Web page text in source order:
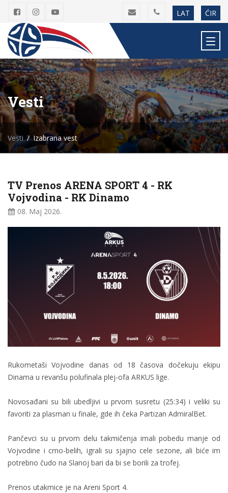
LAT ĆIR
Vesti
Vesti Izabrana vest
TV Prenos ARENA SPORT 4 - RK
Vojvodina - RK Dinamo
08. Maj 2026.
Rukometaši Vojvodine danas od 18 časova dočekuju ekipu
Dinama u revanšu polufinala plej-ofa ARKUS lige.
Novosađani su bili ubedljivi u prvom susretu (25:34) i veliki su
favoriti za plasman u finale, gde ih čeka Partizan AdmiralBet.
Pančevci su u prvom delu takmičenja imali pobedu manje od
Vojvodine i crno-belih, igrali su sjajno cele sezone, ali biće im
potrebno čudo na Slanoj bari da bi se borili za trofej.
Prenos utakmice je na Areni Sport 4.